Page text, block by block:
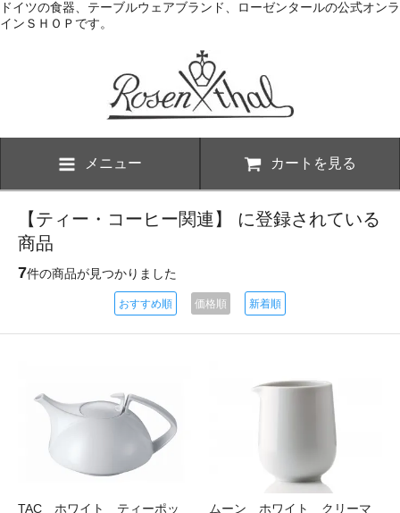
ドイツの食器、テーブルウェアブランド、ローゼンタールの公式オンラ
インＳＨＯＰです。
メニュー カートを見る
【ティー・コーヒー関連】 に登録されている
商品
7件の商品が見つかりました
おすすめ順 価格順 新着順
TAC ホワイト ティーポッ
ムーン ホワイト クリーマ